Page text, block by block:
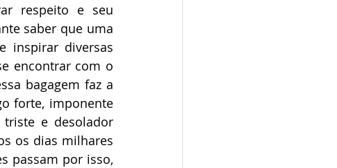
respeito e seu
saber que uma
inspirar diversas
encontrar com o
bagagem faz a
forte, imponente
e desolador
os dias milhares
passam por isso,